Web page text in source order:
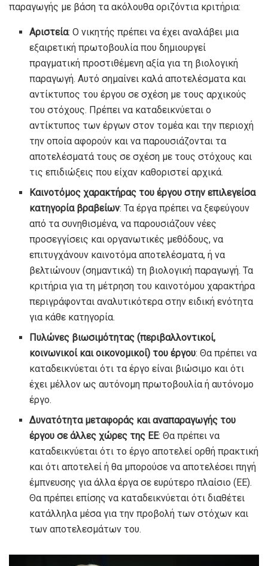
παραγωγής με βάση τα ακόλουθα οριζόντια κριτήρια:
Αριστεία: Ο νικητής πρέπει να έχει αναλάβει μια
εξαιρετική πρωτοβουλία που δημιουργεί
πραγματική προστιθέμενη αξία για τη βιολογική
παραγωγή. Αυτό σημαίνει καλά αποτελέσματα και
αντίκτυπος του έργου σε σχέση με τους αρχικούς
του στόχους. Πρέπει να καταδεικνύεται ο
αντίκτυπος των έργων στον τομέα και την περιοχή
την οποία αφορούν και να παρουσιάζονται τα
αποτελέσματά τους σε σχέση με τους στόχους και
τις επιδιώξεις που είχαν καθοριστεί αρχικά.
Καινοτόμος χαρακτήρας του έργου στην επιλεγείσα
κατηγορία βραβείων: Τα έργα πρέπει να ξεφεύγουν
από τα συνηθισμένα, να παρουσιάζουν νέες
προσεγγίσεις και οργανωτικές μεθόδους, να
επιτυγχάνουν καινοτόμα αποτελέσματα, ή να
βελτιώνουν (σημαντικά) τη βιολογική παραγωγή. Τα
κριτήρια για τη μέτρηση του καινοτόμου χαρακτήρα
περιγράφονται αναλυτικότερα στην ειδική ενότητα
για κάθε κατηγορία.
Πυλώνες βιωσιμότητας (περιβαλλοντικοί,
κοινωνικοί και οικονομικοί) του έργου: Θα πρέπει να
καταδεικνύεται ότι τα έργο είναι βιώσιμο και ότι
έχει μέλλον ως αυτόνομη πρωτοβουλία ή αυτόνομο
έργο.
Δυνατότητα μεταφοράς και αναπαραγωγής του
έργου σε άλλες χώρες της ΕΕ: Θα πρέπει να
καταδεικνύεται ότι το έργο αποτελεί ορθή πρακτική
και ότι αποτελεί ή θα μπορούσε να αποτελέσει πηγή
έμπνευσης για άλλα έργα σε ευρύτερο πλαίσιο (ΕΕ).
Θα πρέπει επίσης να καταδεικνύεται ότι διαθέτει
κατάλληλα μέσα για την προβολή των στόχων και
των αποτελεσμάτων του.